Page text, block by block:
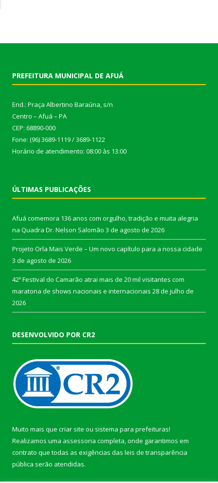
PREFEITURA MUNICIPAL DE AFUÁ
End.: Praça Albertino Baraúna, s/n
Centro – Afuá – PA
CEP: 68890-000
Fone: (96) 3689-1119 / 3689-1122
Horário de atendimento: 08:00 às 13:00
ÚLTIMAS PUBLICAÇÕES
Afuá comemora 136 anos com orgulho, tradição e muita alegria
na Quadra Dr. Nelson Salomão 3 de agosto de 2026
Projeto Orla Mais Verde – Um novo capítulo para a nossa cidade
3 de agosto de 2026
42º Festival do Camarão atrai mais de 20 mil visitantes com
maratona de shows nacionais e internacionais 28 de julho de
2026
DESENVOLVIDO POR CR2
Muito mais que criar site ou sistema para prefeituras!
Realizamos uma assessoria completa, onde garantimos em
contrato que todas as exigências das leis de transparência
pública serão atendidas.